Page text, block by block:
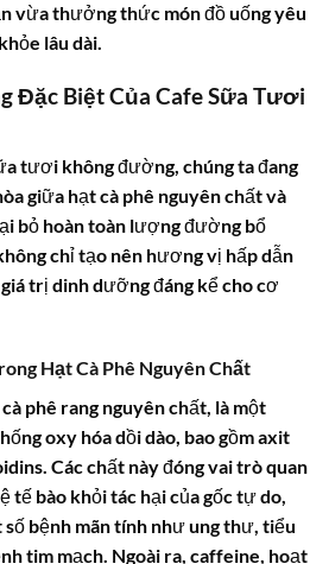
vừa thưởng thức món đồ uống yêu
lâu dài.
Đặc Biệt Của Cafe Sữa Tươi
tươi không đường, chúng ta đang
giữa hạt cà phê nguyên chất và
bỏ hoàn toàn lượng đường bổ
chỉ tạo nên hương vị hấp dẫn
trị dinh dưỡng đáng kể cho cơ
Hạt Cà Phê Nguyên Chất
phê rang nguyên chất, là một
oxy hóa dồi dào, bao gồm axit
Các chất này đóng vai trò quan
tế bào khỏi tác hại của gốc tự do,
bệnh mãn tính như ung thư, tiểu
tim mạch. Ngoài ra, caffeine, hoạt